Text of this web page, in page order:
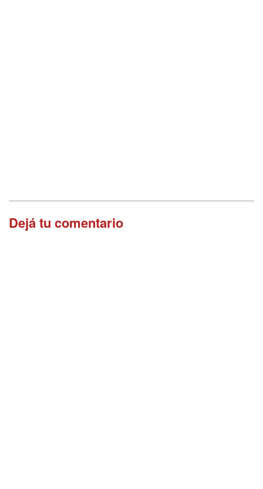
Dejá tu comentario